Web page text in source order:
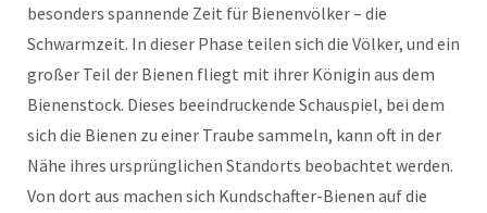
besonders spannende Zeit für Bienenvölker – die
Schwarmzeit. In dieser Phase teilen sich die Völker, und ein
großer Teil der Bienen fliegt mit ihrer Königin aus dem
Bienenstock. Dieses beeindruckende Schauspiel, bei dem
sich die Bienen zu einer Traube sammeln, kann oft in der
Nähe ihres ursprünglichen Standorts beobachtet werden.
Von dort aus machen sich Kundschafter-Bienen auf die